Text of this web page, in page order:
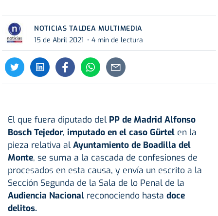
NOTICIAS TALDEA MULTIMEDIA
15 de Abril 2021
4 min de lectura
El que fuera diputado del PP de Madrid Alfonso
Bosch Tejedor, imputado en el caso Gürtel en la
pieza relativa al Ayuntamiento de Boadilla del
Monte, se suma a la cascada de confesiones de
procesados en esta causa, y envía un escrito a la
Sección Segunda de la Sala de lo Penal de la
Audiencia Nacional reconociendo hasta doce
delitos.